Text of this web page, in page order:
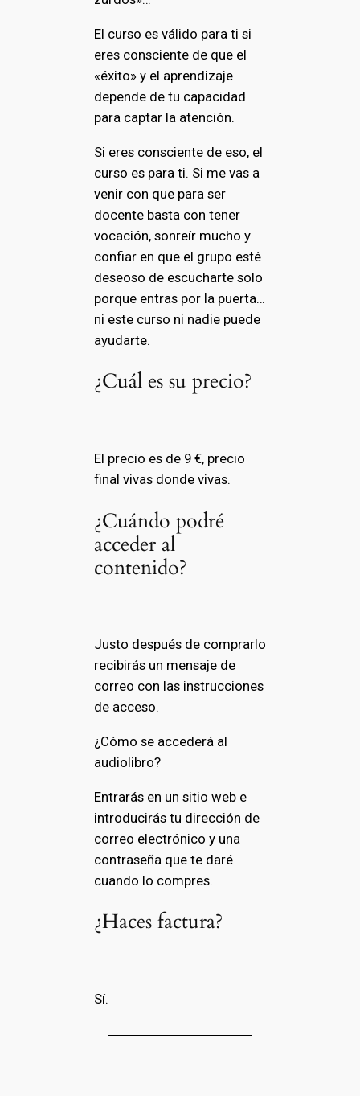
El curso es válido para ti si
eres consciente de que el
«éxito» y el aprendizaje
depende de tu capacidad
para captar la atención.
Si eres consciente de eso, el
curso es para ti. Si me vas a
venir con que para ser
docente basta con tener
vocación, sonreír mucho y
confiar en que el grupo esté
deseoso de escucharte solo
porque entras por la puerta…
ni este curso ni nadie puede
ayudarte.
¿Cuál es su precio?
El precio es de 9 €, precio
final vivas donde vivas.
¿Cuándo podré
acceder al
contenido?
Justo después de comprarlo
recibirás un mensaje de
correo con las instrucciones
de acceso.
¿Cómo se accederá al
audiolibro?
Entrarás en un sitio web e
introducirás tu dirección de
correo electrónico y una
contraseña que te daré
cuando lo compres.
¿Haces factura?
Sí.